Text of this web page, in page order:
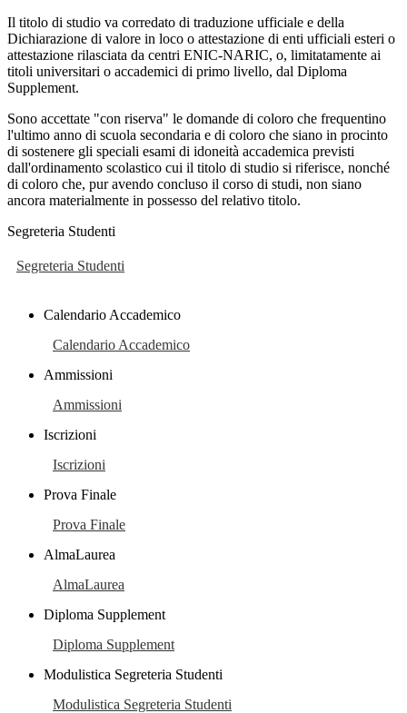
Il titolo di studio va corredato di traduzione ufficiale e della
Dichiarazione di valore in loco o attestazione di enti ufficiali esteri o
attestazione rilasciata da centri ENIC-NARIC, o, limitatamente ai
titoli universitari o accademici di primo livello, dal Diploma
Supplement.
Sono accettate "con riserva" le domande di coloro che frequentino
l'ultimo anno di scuola secondaria e di coloro che siano in procinto
di sostenere gli speciali esami di idoneità accademica previsti
dall'ordinamento scolastico cui il titolo di studio si riferisce, nonché
di coloro che, pur avendo concluso il corso di studi, non siano
ancora materialmente in possesso del relativo titolo.
Segreteria Studenti
Segreteria Studenti
Calendario Accademico
Calendario Accademico
Ammissioni
Ammissioni
Iscrizioni
Iscrizioni
Prova Finale
Prova Finale
AlmaLaurea
AlmaLaurea
Diploma Supplement
Diploma Supplement
Modulistica Segreteria Studenti
Modulistica Segreteria Studenti